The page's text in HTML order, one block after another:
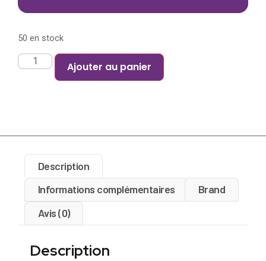
50 en stock
Ajouter au panier
Description
Informations complémentaires
Brand
Avis (0)
Description